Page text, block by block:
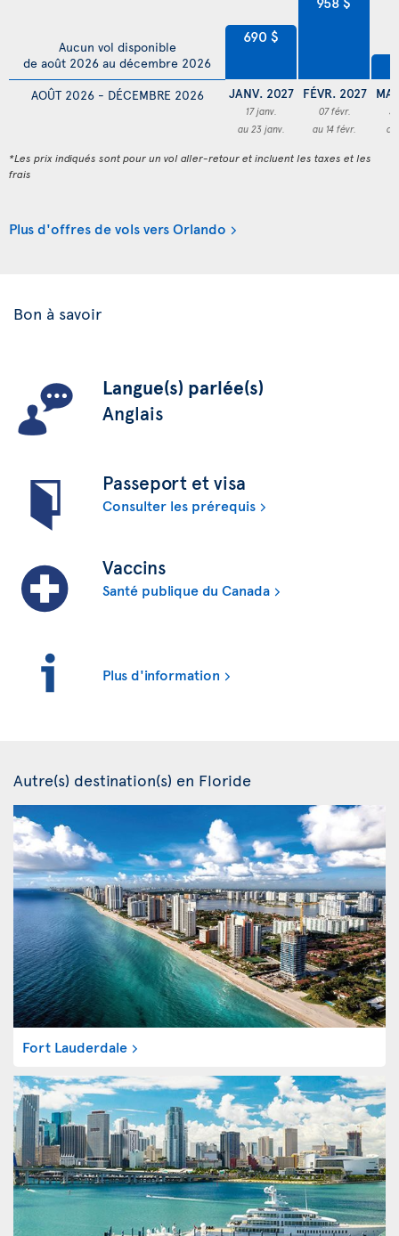
AOÛT 2026 - DÉCEMBRE 2026
Aucun vol disponible
de août 2026 au décembre 2026
690 $
JANV. 2027
17 janv.
au 23 janv.
FÉVR. 2027
07 févr.
au 14 févr.
*Les prix indiqués sont pour un vol aller-retour et incluent les taxes et les
frais
Plus d'offres de vols vers Orlando
Bon à savoir
Langue(s) parlée(s)
Anglais
Passeport et visa
Consulter les prérequis
Vaccins
Santé publique du Canada
Plus d'information
Autre(s) destination(s) en Floride
Fort Lauderdale